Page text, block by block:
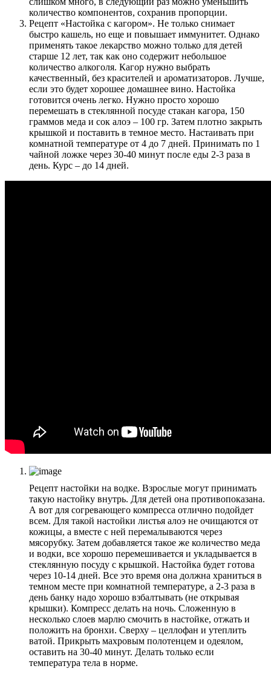
количество компонентов, сохранив пропорции.
Рецепт «Настойка с кагором». Не только снимает
быстро кашель, но еще и повышает иммунитет. Однако
применять такое лекарство можно только для детей
старше 12 лет, так как оно содержит небольшое
количество алкоголя. Кагор нужно выбрать
качественный, без красителей и ароматизаторов. Лучше,
если это будет хорошее домашнее вино. Настойка
готовится очень легко. Нужно просто хорошо
перемешать в стеклянной посуде стакан кагора, 150
граммов меда и сок алоэ – 100 гр. Затем плотно закрыть
крышкой и поставить в темное место. Настаивать при
комнатной температуре от 4 до 7 дней. Принимать по 1
чайной ложке через 30-40 минут после еды 2-3 раза в
день. Курс – до 14 дней.
Рецепт настойки на водке. Взрослые могут принимать
такую настойку внутрь. Для детей она противопоказана.
А вот для согревающего компресса отлично подойдет
всем. Для такой настойки листья алоэ не очищаются от
кожицы, а вместе с ней перемалываются через
мясорубку. Затем добавляется такое же количество меда
и водки, все хорошо перемешивается и укладывается в
стеклянную посуду с крышкой. Настойка будет готова
через 10-14 дней. Все это время она должна храниться в
темном месте при комнатной температуре, а 2-3 раза в
день банку надо хорошо взбалтывать (не открывая
крышки). Компресс делать на ночь. Сложенную в
несколько слоев марлю смочить в настойке, отжать и
положить на бронхи. Сверху – целлофан и утеплить
ватой. Прикрыть махровым полотенцем и одеялом,
оставить на 30-40 минут. Делать только если
температура тела в норме.